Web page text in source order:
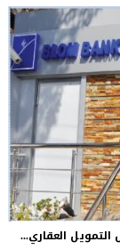
العقاري...